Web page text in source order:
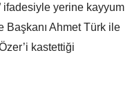
ifadesiyle yerine kayyum
Ahmet Türk ile
kastettiği